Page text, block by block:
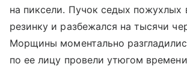
на пиксели. Пучок седых пожухлых
резинку и разбежался на тысячи
Морщины моментально
по ее лицу провели утюгом